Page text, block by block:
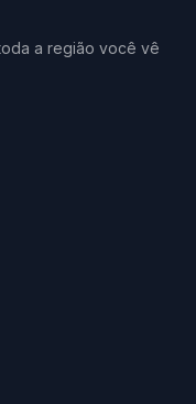
a região você vê